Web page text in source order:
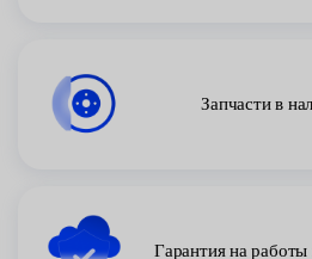
Запчасти в
Гарантия на работы